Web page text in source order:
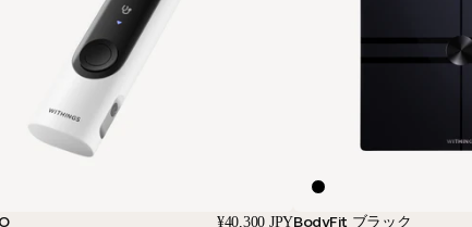
¥40,300 JPYBodyFit ブラック